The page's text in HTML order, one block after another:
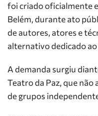
foi criado oficialmente
Belém, durante ato
de autores, atores e
alternativo dedicado
A demanda surgiu
Teatro da Paz, que
de grupos